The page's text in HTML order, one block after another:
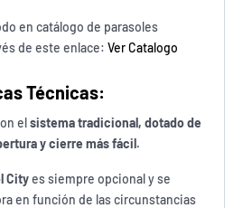
en catálogo de parasoles
de este enlace: Ver Catalogo
Técnicas:
elsistema tradicional, dotado de
y cierre más fácil.
Cityes siempre opcional y se
en función de las circunstancias